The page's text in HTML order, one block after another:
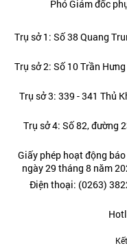
Phó Giám đốc
Trụ sở 1: Số 38 Quang
Trụ sở 2: Số 10 Trần
Trụ sở 3: 339 - 341 Thủ
Trụ sở 4: Số 82, đường
Giấy phép hoạt động
ngày 29 tháng 8 năm
Điện thoại: (0263)